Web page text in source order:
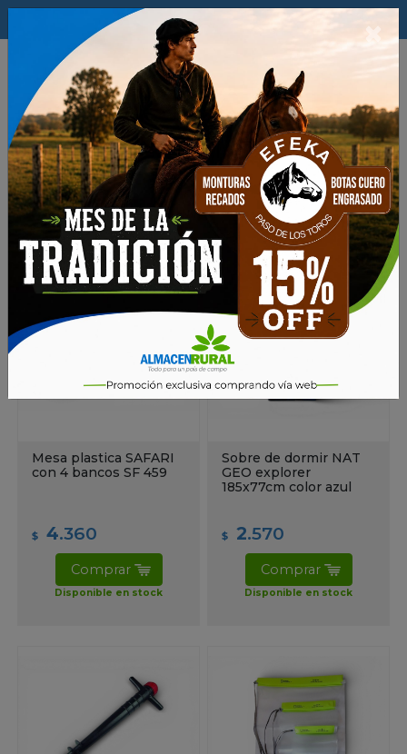
Productos Ferreteria y Hogar TIEMPO LIBRE
Articulos de Camping
Mesa plastica SAFARI
con 4 bancos SF 459
$ 4.360
Disponible en stock
Comprar
Sobre de dormir NAT
GEO explorer
185x77cm color azul
$ 2.570
Disponible en stock
Comprar
×